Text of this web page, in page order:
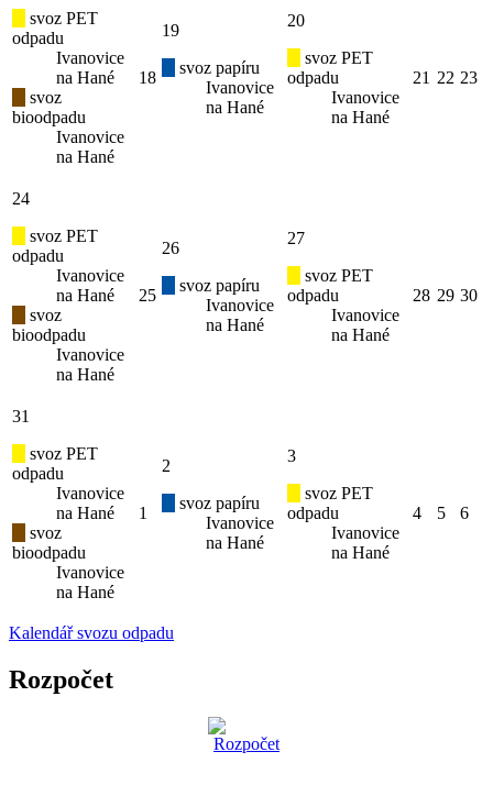
svoz PET
odpadu
Ivanovice
na Hané
svoz
bioodpadu
Ivanovice
na Hané
18
19
svoz papíru
Ivanovice
na Hané
20
svoz PET
odpadu
Ivanovice
na Hané
21 22 23
24
svoz PET
odpadu
Ivanovice
na Hané
svoz
bioodpadu
Ivanovice
na Hané
25
26
svoz papíru
Ivanovice
na Hané
27
svoz PET
odpadu
Ivanovice
na Hané
28 29 30
31
svoz PET
odpadu
Ivanovice
na Hané
svoz
bioodpadu
Ivanovice
na Hané
1
2
svoz papíru
Ivanovice
na Hané
3
svoz PET
odpadu
Ivanovice
na Hané
4 5 6
Kalendář svozu odpadu
Rozpočet